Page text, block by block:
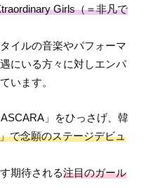
Girls（＝非凡で
イルの音楽やパフォーマ
にいる方々に対しエンパ
います。
」をひっさげ、韓
で念願のステージデビュ
期待される注目のガール